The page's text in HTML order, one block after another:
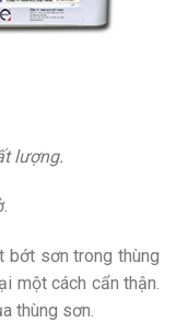
lượng.
bớt sơn trong thùng
một cách cẩn thận.
thùng sơn.